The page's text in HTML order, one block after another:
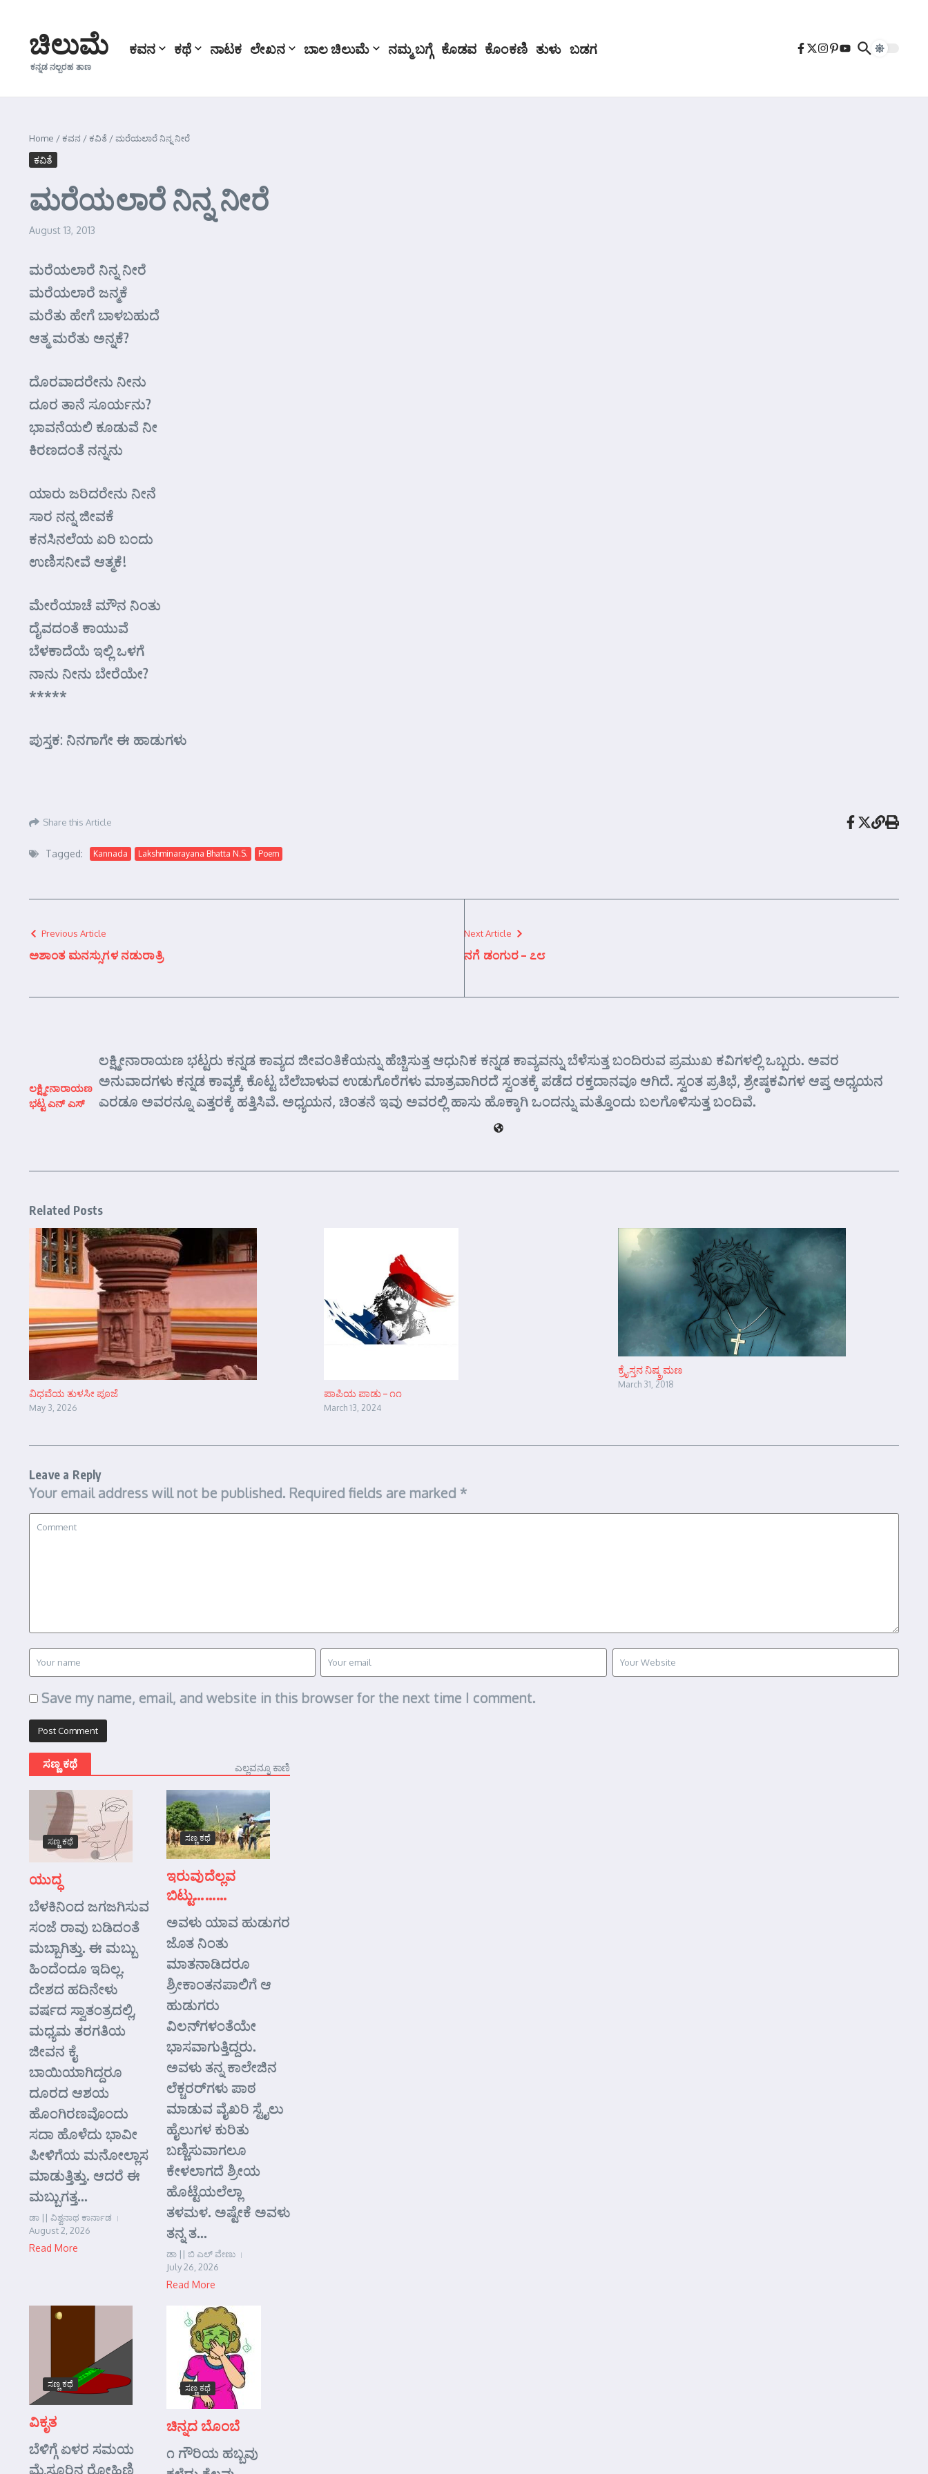
ಚಿಲುಮೆ
ಕನ್ನಡ ನಲ್ಬರಹ ತಾಣ
ಕವನ ಕಥೆ ನಾಟಕ ಲೇಖನ ಬಾಲ ಚಿಲುಮೆ ನಮ್ಮ ಬಗ್ಗೆ ಕೊಡವ ಕೊಂಕಣಿ ತುಳು ಬಡಗ
Home /ಕವನ /ಕವಿತೆ /ಮರೆಯಲಾರೆ ನಿನ್ನ ನೀರೆ
ಕವಿತೆ
ಮರೆಯಲಾರೆ ನಿನ್ನ ನೀರೆ
August 13, 2013
ಮರೆಯಲಾರೆ ನಿನ್ನ ನೀರೆ
ಮರೆಯಲಾರೆ ಜನ್ಮಕೆ
ಮರೆತು ಹೇಗೆ ಬಾಳಬಹುದೆ
ಆತ್ಮ ಮರೆತು ಅನ್ನಕೆ?
ದೊರವಾದರೇನು ನೀನು
ದೂರ ತಾನೆ ಸೂರ್ಯನು?
ಭಾವನೆಯಲಿ ಕೂಡುವೆ ನೀ
ಕಿರಣದಂತೆ ನನ್ನನು
ಯಾರು ಜರಿದರೇನು ನೀನೆ
ಸಾರ ನನ್ನ ಜೀವಕೆ
ಕನಸಿನಲೆಯ ಏರಿ ಬಂದು
ಉಣಿಸನೀವೆ ಆತ್ಮಕೆ!
ಮೇರೆಯಾಚೆ ಮೌನ ನಿಂತು
ದೈವದಂತೆ ಕಾಯುವೆ
ಬೆಳಕಾದೆಯೆ ಇಲ್ಲಿ ಒಳಗೆ
ನಾನು ನೀನು ಬೇರೆಯೇ?
*****
ಪುಸ್ತಕ: ನಿನಗಾಗೇ ಈ ಹಾಡುಗಳು
Share this Article
Tagged: Kannada Lakshminarayana Bhatta N.S. Poem
Previous Article
ಅಶಾಂತ ಮನಸ್ಸುಗಳ ನಡುರಾತ್ರಿ
Next Article
ನಗೆ ಡಂಗುರ – ೭೮
ಲಕ್ಷ್ಮೀನಾರಾಯಣ
ಭಟ್ಟ ಎನ್ ಎಸ್
ಲಕ್ಷ್ಮೀನಾರಾಯಣ ಭಟ್ಟರು ಕನ್ನಡ ಕಾವ್ಯದ ಜೀವಂತಿಕೆಯನ್ನು ಹೆಚ್ಚಿಸುತ್ತ ಆಧುನಿಕ ಕನ್ನಡ ಕಾವ್ಯವನ್ನು ಬೆಳೆಸುತ್ತ ಬಂದಿರುವ ಪ್ರಮುಖ ಕವಿಗಳಲ್ಲಿ ಒಬ್ಬರು. ಅವರ
ಅನುವಾದಗಳು ಕನ್ನಡ ಕಾವ್ಯಕ್ಕೆ ಕೊಟ್ಟ ಬೆಲೆಬಾಳುವ ಉಡುಗೊರೆಗಳು ಮಾತ್ರವಾಗಿರದೆ ಸ್ವಂತಕ್ಕೆ ಪಡೆದ ರಕ್ತದಾನವೂ ಆಗಿದೆ. ಸ್ವಂತ ಪ್ರತಿಭೆ, ಶ್ರೇಷ್ಠಕವಿಗಳ ಆಪ್ತ ಅಧ್ಯಯನ
ಎರಡೂ ಅವರನ್ನೂ ಎತ್ತರಕ್ಕೆ ಹತ್ತಿಸಿವೆ. ಅಧ್ಯಯನ, ಚಿಂತನೆ ಇವು ಅವರಲ್ಲಿ ಹಾಸು ಹೊಕ್ಕಾಗಿ ಒಂದನ್ನು ಮತ್ತೊಂದು ಬಲಗೊಳಿಸುತ್ತ ಬಂದಿವೆ.
Related Posts
ವಿಧವೆಯ ತುಳಸೀ ಪೂಜೆ
May 3, 2026
ಪಾಪಿಯ ಪಾಡು – ೧೧
March 13, 2024
ಕ್ರೈಸ್ತನ ನಿಷ್ಕ್ರಮಣ
March 31, 2018
Leave a Reply
Your email address will not be published. Required fields are marked *
Save my name, email, and website in this browser for the next time I comment.
ಸಣ್ಣ ಕಥೆ ಎಲ್ಲವನ್ನೂ ಕಾಣಿ
ಸಣ್ಣ ಕಥೆ
ಯುದ್ಧ
ಬೆಳಕಿನಿಂದ ಜಗಜಗಿಸುವ
ಸಂಜೆ ರಾವು ಬಡಿದಂತೆ
ಮಬ್ಬಾಗಿತ್ತು. ಈ ಮಬ್ಬು
ಹಿಂದೆಂದೂ ಇದಿಲ್ಲ.
ದೇಶದ ಹದಿನೇಳು
ವರ್ಷದ ಸ್ವಾತಂತ್ರದಲ್ಲಿ,
ಮಧ್ಯಮ ತರಗತಿಯ
ಜೀವನ ಕೈ
ಬಾಯಿಯಾಗಿದ್ದರೂ
ದೂರದ ಆಶಯ
ಹೊಂಗಿರಣವೊಂದು
ಸದಾ ಹೊಳೆದು ಭಾವೀ
ಪೀಳಿಗೆಯ ಮನೋಲ್ಲಾಸ
ಮಾಡುತ್ತಿತ್ತು. ಆದರೆ ಈ
ಮಬ್ಬುಗತ್ತ...
ಡಾ || ವಿಶ್ವನಾಥ ಕಾರ್ನಾಡ
August 2, 2026
Read More
ಸಣ್ಣ ಕಥೆ
ಇರುವುದೆಲ್ಲವ
ಬಿಟ್ಟು………
ಅವಳು ಯಾವ ಹುಡುಗರ
ಜೊತ ನಿಂತು
ಮಾತನಾಡಿದರೂ
ಶ್ರೀಕಾಂತನಪಾಲಿಗೆ ಆ
ಹುಡುಗರು
ವಿಲನ್‌ಗಳಂತೆಯೇ
ಭಾಸವಾಗುತ್ತಿದ್ದರು.
ಅವಳು ತನ್ನ ಕಾಲೇಜಿನ
ಲೆಕ್ಚರರ್‌ಗಳು ಪಾಠ
ಮಾಡುವ ವೈಖರಿ ಸ್ಟೈಲು
ಹೈಲುಗಳ ಕುರಿತು
ಬಣ್ಣಿಸುವಾಗಲೂ
ಕೇಳಲಾಗದೆ ಶ್ರೀಯ
ಹೊಟ್ಟೆಯಲೆಲ್ಲಾ
ತಳಮಳ. ಅಷ್ಟೇಕೆ ಅವಳು
ತನ್ನ ತ...
ಡಾ || ಬಿ ಎಲ್ ವೇಣು
July 26, 2026
Read More
ಸಣ್ಣ ಕಥೆ
ವಿಕೃತ
ಬೆಳಿಗ್ಗೆ ಏಳರ ಸಮಯ
ಮೈಸೂರಿನ ರೋಹಿಣಿ
ಸಣ್ಣ ಕಥೆ
ಚಿನ್ನದ ಬೊಂಬೆ
೧ ಗೌರಿಯ ಹಬ್ಬವು